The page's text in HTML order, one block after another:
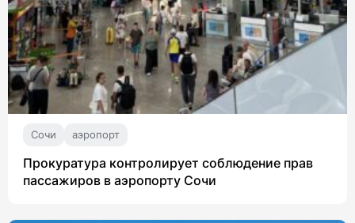
Сочи аэропорт
Прокуратура контролирует соблюдение прав
пассажиров в аэропорту Сочи